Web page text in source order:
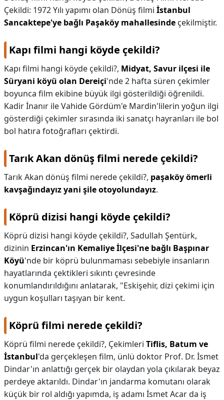
Çekildi: 1972 Yılı yapımı olan Dönüş filmi İstanbul
Sancaktepe'ye bağlı Paşaköy mahallesinde çekilmiştir.
Kapı filmi hangi köyde çekildi?
Kapı filmi hangi köyde çekildi?, Midyat, Savur ilçesi ile
Süryani köyü olan Dereiçi'nde 2 hafta süren çekimler
boyunca film ekibine büyük ilgi gösterildiği öğrenildi.
Kadir İnanır ile Vahide Gördüm'e Mardin'lilerin yoğun ilgi
gösterdiği çekimler sırasında iki sanatçı hayranları ile bol
bol hatıra fotoğrafları çektirdi.
Tarık Akan dönüş filmi nerede çekildi?
Tarık Akan dönüş filmi nerede çekildi?, paşaköy ömerli
kavşağındayız yani şile otoyolundayız.
Köprü dizisi hangi köyde çekildi?
Köprü dizisi hangi köyde çekildi?, Sadullah Şentürk,
dizinin Erzincan'ın Kemaliye İlçesi'ne bağlı Başpınar
Köyü'nde bir köprü bulunmaması sebebiyle insanların
hayatlarında çektikleri sıkıntı çevresinde
konumlandırıldığını anlatarak, "Eskişehir, dizi çekimi için
uygun koşulları taşıyan bir kent.
Köprü filmi nerede çekildi?
Köprü filmi nerede çekildi?, Çekimleri Tiflis, Batum ve
İstanbul'da gerçekleşen film, ünlü doktor Prof. Dr. İsmet
Dindar'ın anlattığı gerçek bir olaydan yola çıkılarak beyaz
perdeye aktarıldı. Dindar'ın jandarma komutanı olarak
küçük bir rol aldığı yapımda, iş adamı İsmet Acar da iş